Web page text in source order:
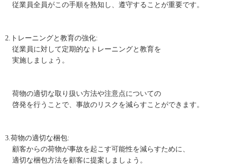
従業員全員がこの手順を熟知し、遵守することが重要です。
2.トレーニングと教育の強化:
従業員に対して定期的なトレーニングと教育を
実施しましょう。
荷物の適切な取り扱い方法や注意点についての
啓発を行うことで、事故のリスクを減らすことができます。
3.荷物の適切な梱包:
顧客からの荷物が事故を起こす可能性を減らすために、
適切な梱包方法を顧客に提案しましょう。